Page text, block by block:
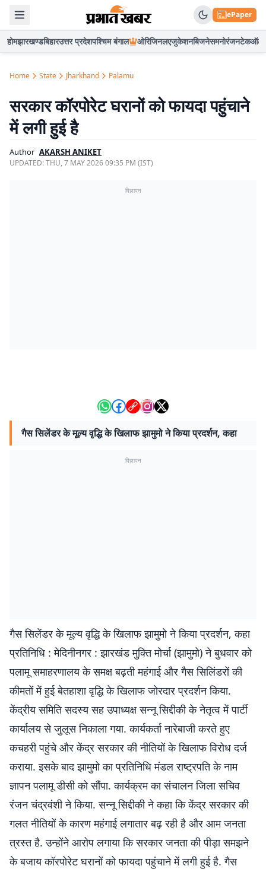
ePaper
होमझारखण्डबिहारउत्तर प्रदेशपश्चिम बंगाल ओरिजिनलएजुकेशनबिजनेसमनोरंजनटेकऑटो
Home State Jharkhand Palamu
सरकार कॉरपोरेट घरानों को फायदा पहुंचाने
में लगी हुई है
Author AKARSH ANIKET
UPDATED:THU, 7 MAY 2026 09:35 PM (IST)
विज्ञापन
गैस सिलेंडर के मूल्य वृद्धि के खिलाफ झामुमो ने किया प्रदर्शन, कहा
विज्ञापन
गैस सिलेंडर के मूल्य वृद्धि के खिलाफ झामुमो ने किया प्रदर्शन, कहा
प्रतिनिधि : मेदिनीनगर : झारखंड मुक्ति मोर्चा (झामुमो) ने बुधवार को
पलामू समाहरणालय के समक्ष बढ़ती महंगाई और गैस सिलिंडरों की
कीमतों में हुई बेतहाशा वृद्धि के खिलाफ जोरदार प्रदर्शन किया.
केंद्रीय समिति सदस्य सह उपाध्यक्ष सन्नू सिद्दीकी के नेतृत्व में पार्टी
कार्यालय से जुलूस निकाला गया. कार्यकर्ता नारेबाजी करते हुए
कचहरी पहुंचे और केंद्र सरकार की नीतियों के खिलाफ विरोध दर्ज
कराया. इसके बाद झामुमो का प्रतिनिधि मंडल राष्ट्रपति के नाम
ज्ञापन पलामू डीसी को सौंपा. कार्यक्रम का संचालन जिला सचिव
रंजन चंद्रवंशी ने किया. सन्नू सिद्दीकी ने कहा कि केंद्र सरकार की
गलत नीतियों के कारण महंगाई लगातार बढ़ रही है और आम जनता
त्रस्त है. उन्होंने आरोप लगाया कि सरकार जनता की पीड़ा समझने
के बजाय कॉरपोरेट घरानों को फायदा पहुंचाने में लगी हुई है. गैस